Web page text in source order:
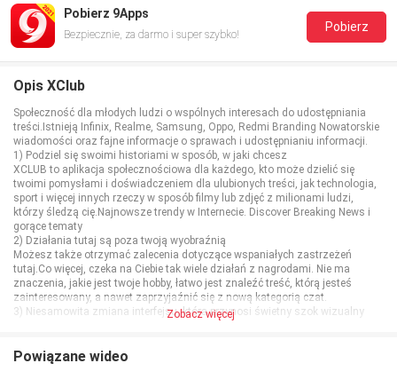
Pobierz 9Apps
Bezpiecznie, za darmo i super szybko!
Pobierz
Opis XClub
Społeczność dla młodych ludzi o wspólnych interesach do udostępniania
treści.Istnieją Infinix, Realme, Samsung, Oppo, Redmi Branding Nowatorskie
wiadomości oraz fajne informacje o sprawach i udostępnianiu informacji.
1) Podziel się swoimi historiami w sposób, w jaki chcesz
XCLUB to aplikacja społecznościowa dla każdego, kto może dzielić się
twoimi pomysłami i doświadczeniem dla ulubionych treści, jak technologia,
sport i więcej innych rzeczy w sposób filmy lub zdjęć z milionami ludzi,
którzy śledzą cię.Najnowsze trendy w Internecie. Discover Breaking News i
gorące tematy
2) Działania tutaj są poza twoją wyobraźnią
Możesz także otrzymać zalecenia dotyczące wspaniałych zastrzeżeń
tutaj.Co więcej, czeka na Ciebie tak wiele działań z nagrodami. Nie ma
znaczenia, jakie jest twoje hobby, łatwo jest znaleźć treść, którą jesteś
zainteresowany, a nawet zaprzyjaźnić się z nową kategorią czat.
3) Niesamowita zmiana interfejsu, która przynosi świetny szok wizualny
to, twoje udostępnianie może być tutaj bardziej fajne dla innych osób.
Zobacz więcej
Powiązane wideo